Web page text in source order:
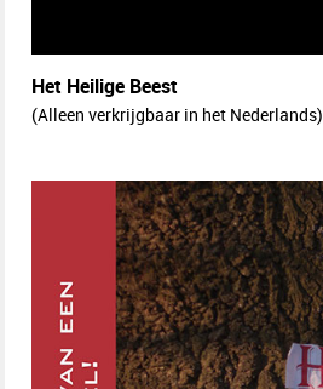
Het Heilige Beest
(Alleen verkrijgbaar in het Nederlands)